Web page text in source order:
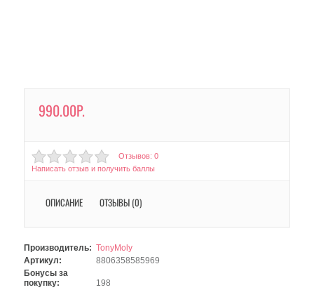
990.00Р.
Отзывов: 0
Написать отзыв и получить баллы
ОПИСАНИЕ ОТЗЫВЫ (0)
Производитель: TonyMoly
Артикул:
8806358585969
Бонусы за
покупку:
198